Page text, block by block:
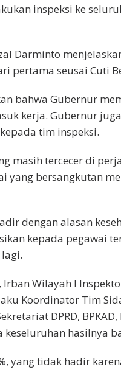
inspeksi ke
Darminto
pertama seusai Cuti
bahwa Gubernur
kerja. Gubernur
tim inspeksi.
masih tercecer di
yang bersangkutan
dengan alasan
kepada pegawai
Wilayah I
Koordinator Tim
DPRD,
keseluruhan hasilnya
yang tidak hadir